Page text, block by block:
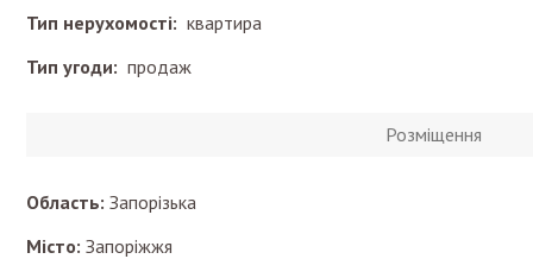
Тип нерухомості: квартира
Тип угоди: продаж
Розміщення
Область: Запорізька
Місто: Запоріжжя